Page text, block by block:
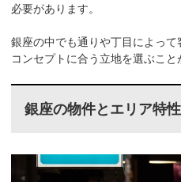
必要があります。
銀座の中でも通りや丁目によって
コンセプトに合う立地を選ぶこと
銀座の物件とエリア特性